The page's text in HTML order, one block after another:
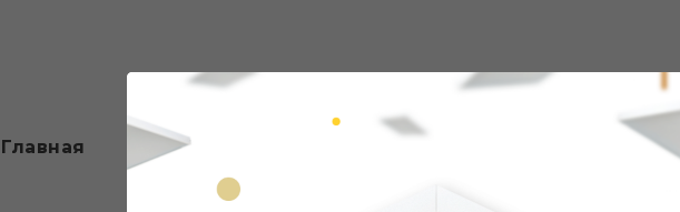
Главная О компании
Каталог светильников Уличные светильники